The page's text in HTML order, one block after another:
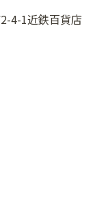
4-1近鉄百貨店